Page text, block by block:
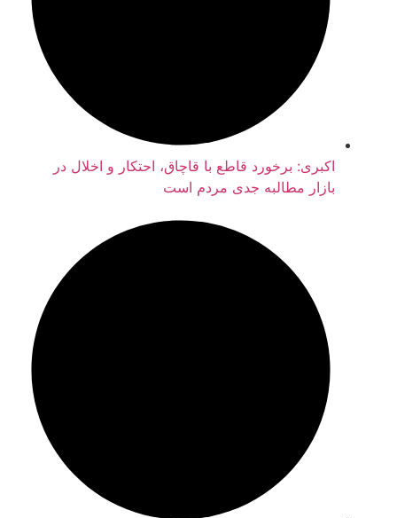
اکبری: برخورد قاطع با قاچاق، احتکار و اخلال در
بازار مطالبه جدی مردم است